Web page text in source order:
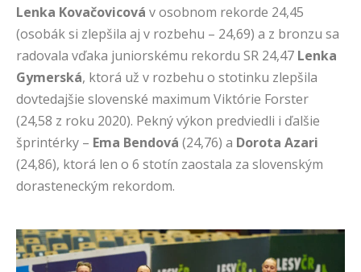
Lenka Kovačovicová v osobnom rekorde 24,45
(osobák si zlepšila aj v rozbehu – 24,69) a z bronzu sa
radovala vďaka juniorskému rekordu SR 24,47 Lenka
Gymerská, ktorá už v rozbehu o stotinku zlepšila
dovtedajšie slovenské maximum Viktórie Forster
(24,58 z roku 2020). Pekný výkon predviedli i ďalšie
šprintérky – Ema Bendová (24,76) a Dorota Azari
(24,86), ktorá len o 6 stotín zaostala za slovenským
dorasteneckým rekordom.